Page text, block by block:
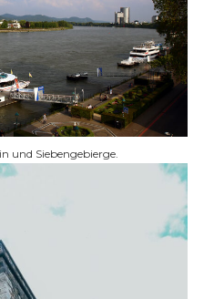
und Siebengebierge.